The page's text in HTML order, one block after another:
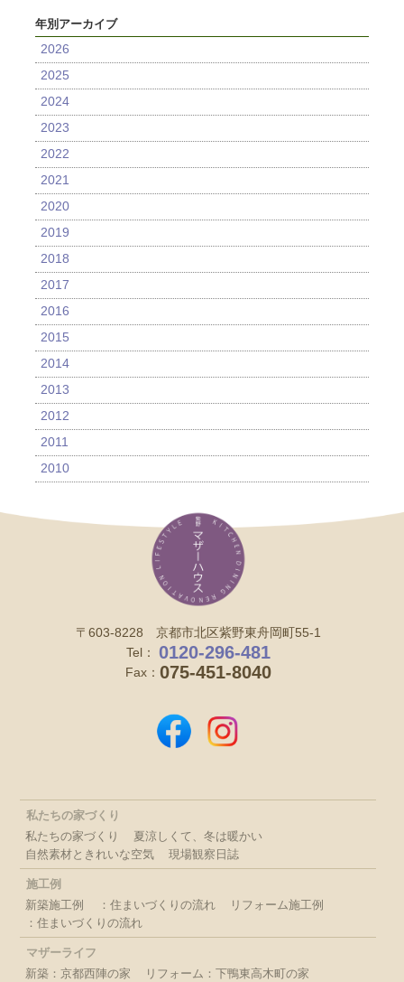
年別アーカイブ
2026
2025
2024
2023
2022
2021
2020
2019
2018
2017
2016
2015
2014
2013
2012
2011
2010
〒603-8228 京都市北区紫野東舟岡町55-1
Tel：
0120-296-481
Fax： 075-451-8040
私たちの家づくり
私たちの家づくり
夏涼しくて、冬は暖かい
自然素材ときれいな空気
現場観察日誌
施工例
新築施工例
：住まいづくりの流れ
リフォーム施工例
：住まいづくりの流れ
マザーライフ
新築：京都西陣の家
リフォーム：下鴨東高木町の家